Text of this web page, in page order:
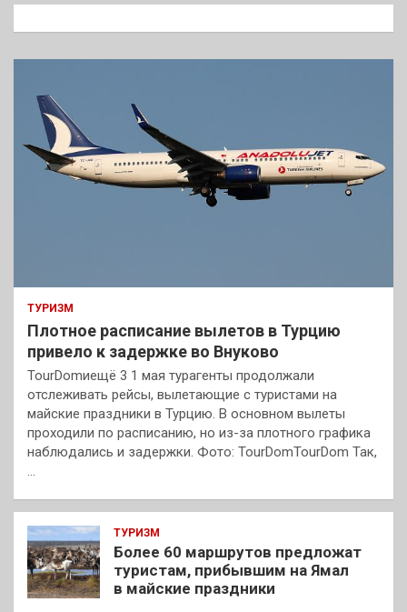
к
ТУРИЗМ
Плотное расписание вылетов в Турцию
привело к задержке во Внуково
TourDomиещё 3 1 мая турагенты продолжали
отслеживать рейсы, вылетающие с туристами на
майские праздники в Турцию. В основном вылеты
проходили по расписанию, но из-за плотного графика
наблюдались и задержки. Фото: TourDomTourDom Так,
…
ТУРИЗМ
Более 60 маршрутов предложат
туристам, прибывшим на Ямал
в майские праздники